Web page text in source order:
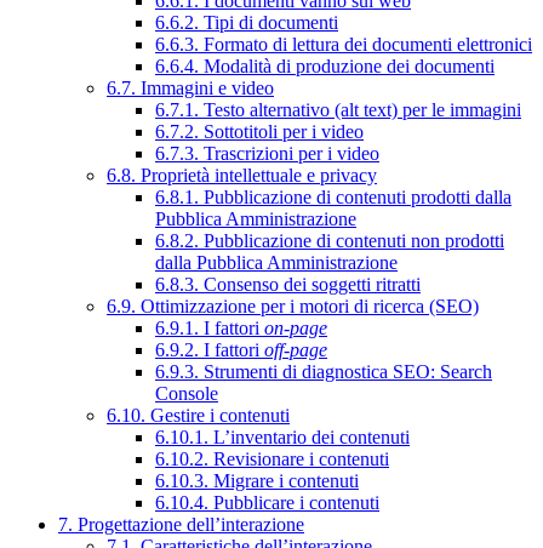
6.6.2. Tipi di documenti
6.6.3. Formato di lettura dei documenti elettronici
6.6.4. Modalità di produzione dei documenti
6.7. Immagini e video
6.7.1. Testo alternativo (alt text) per le immagini
6.7.2. Sottotitoli per i video
6.7.3. Trascrizioni per i video
6.8. Proprietà intellettuale e privacy
6.8.1. Pubblicazione di contenuti prodotti dalla
Pubblica Amministrazione
6.8.2. Pubblicazione di contenuti non prodotti
dalla Pubblica Amministrazione
6.8.3. Consenso dei soggetti ritratti
6.9. Ottimizzazione per i motori di ricerca (SEO)
6.9.1. I fattori on-page
6.9.2. I fattori off-page
6.9.3. Strumenti di diagnostica SEO: Search
Console
6.10. Gestire i contenuti
6.10.1. L’inventario dei contenuti
6.10.2. Revisionare i contenuti
6.10.3. Migrare i contenuti
6.10.4. Pubblicare i contenuti
7. Progettazione dell’interazione